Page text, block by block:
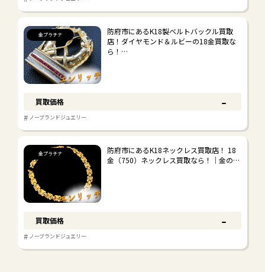
金プラチナ
防府市にあるK18製ベルトバックル買取
店！ダイヤモンド＆ルビーの18金買取な
ら！…
買取価格 -
# ノーブランドジュエリー
金プラチナ
防府市にあるK18ネックレス買取店！ 18
金（750）ネックレス買取なら！｜金の…
買取価格 -
# ノーブランドジュエリー